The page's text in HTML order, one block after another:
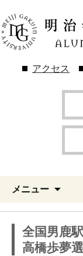
アクセス
メニュー
全国男鹿
高橋歩夢